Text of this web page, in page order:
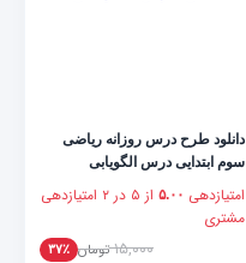
دانلود طرح درس روزانه ریاضی
سوم ابتدایی درس الگویابی
امتیازدهی ۵.۰۰ از ۵ در ۲ امتیازدهی
مشتری
۱۵,۰۰۰ تومان ۳۷٪